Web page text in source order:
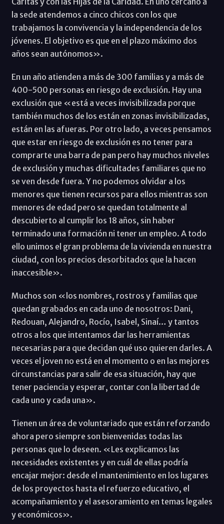
la sede atendemos a cinco chicos con los que
trabajamos la convivencia y la independencia de los
jóvenes. El objetivo es que en el plazo máximo dos
años sean autónomos».
En un año atienden a más de 300 familias y a más de
400-500 personas en riesgo de exclusión. Hay una
exclusión que «está a veces invisibilizada porque
también muchos de los están en zonas invisibilizadas,
están en las afueras. Por otro lado, a veces pensamos
que estar en riesgo de exclusión es no tener para
comprarte una barra de pan pero hay muchos niveles
de exclusión y muchas dificultades familiares que no
se ven desde fuera. Y no podemos olvidar a los
menores que tienen recursos para ellos mientras son
menores de edad pero se quedan totalmente al
descubierto al cumplir los 18 años, sin haber
terminado una formación ni tener un empleo. A todo
ello unimos el gran problema de la vivienda en nuestra
ciudad, con los precios desorbitados que la hacen
inaccesible».
Muchos son «los nombres, rostros y familias que
quedan grabados en cada uno de nosotros: Dani,
Redouan, Alejandro, Rocío, Isabel, Sinaí… y tantos
otros a los que intentamos dar las herramientas
necesarias para que decidan qué uso quieren darles. A
veces el joven no está en el momento o en las mejores
circunstancias para salir de esa situación, hay que
tener paciencia y esperar, contar con la libertad de
cada uno y cada una».
Tienen un área de voluntariado que están reforzando
ahora pero siempre son bienvenidas todas las
personas que lo deseen. «Les explicamos las
necesidades existentes y en cuál de ellas podría
encajar mejor: desde el mantenimiento en los lugares
de los proyectos hasta el refuerzo educativo, el
acompañamiento y el asesoramiento en temas legales
y económicos».